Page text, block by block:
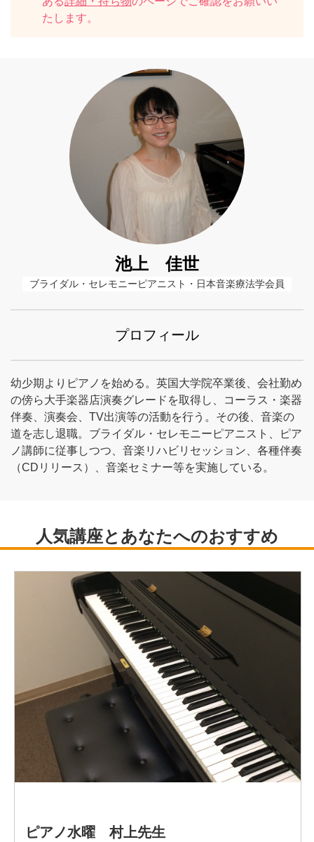
たします。
池上 佳世
ブライダル・セレモニーピアニスト・日本音楽療法学会員
プロフィール
幼少期よりピアノを始める。英国大学院卒業後、会社勤め
の傍ら大手楽器店演奏グレードを取得し、コーラス・楽器
伴奏、演奏会、TV出演等の活動を行う。その後、音楽の
道を志し退職。ブライダル・セレモニーピアニスト、ピア
ノ講師に従事しつつ、音楽リハビリセッション、各種伴奏
（CDリリース）、音楽セミナー等を実施している。